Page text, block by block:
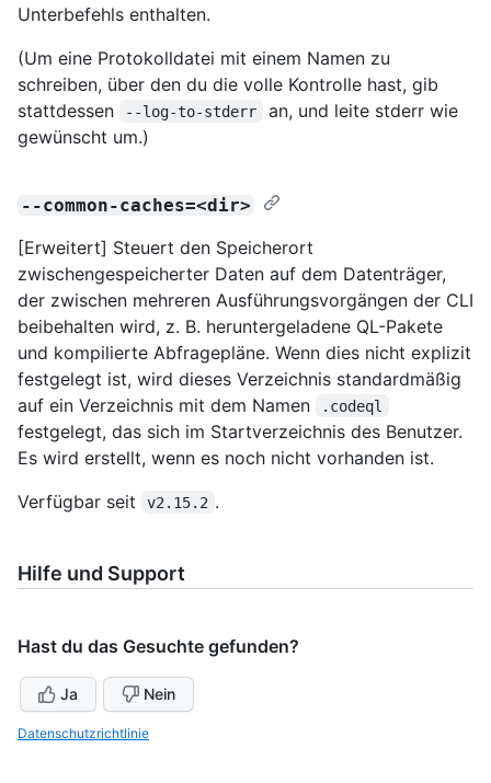
Unterbefehls enthalten.
(Um eine Protokolldatei mit einem Namen zu
schreiben, über den du die volle Kontrolle hast, gib
stattdessen
--log-to-stderr
an, und leite stderr wie
gewünscht um.)
--common-caches=<dir>
[Erweitert] Steuert den Speicherort
zwischengespeicherter Daten auf dem Datenträger,
der zwischen mehreren Ausführungsvorgängen der CLI
beibehalten wird, z. B. heruntergeladene QL-Pakete
und kompilierte Abfragepläne. Wenn dies nicht explizit
festgelegt ist, wird dieses Verzeichnis standardmäßig
auf ein Verzeichnis mit dem Namen
.codeql
festgelegt, das sich im Startverzeichnis des Benutzer.
Es wird erstellt, wenn es noch nicht vorhanden ist.
Verfügbar seit
v2.15.2 .
Hilfe und Support
Hast du das Gesuchte gefunden?
Ja Nein
Datenschutzrichtlinie